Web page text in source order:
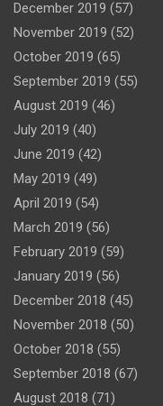
December 2019 (57)
November 2019 (52)
October 2019 (65)
September 2019 (55)
August 2019 (46)
July 2019 (40)
June 2019 (42)
May 2019 (49)
April 2019 (54)
March 2019 (56)
February 2019 (59)
January 2019 (56)
December 2018 (45)
November 2018 (50)
October 2018 (55)
September 2018 (67)
August 2018 (71)